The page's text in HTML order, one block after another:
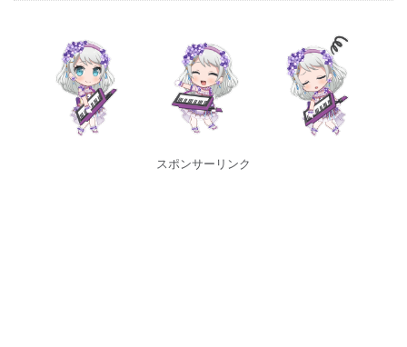
スポンサーリンク